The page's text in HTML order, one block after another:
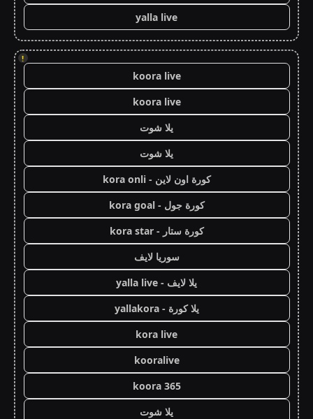
yalla live
!
koora live
koora live
يلا شوت
يلا شوت
كورة اون لاين - kora onli
كورة جول - kora goal
كورة ستار - kora star
سوريا لايف
يلا لايف - yalla live
يلا كورة - yallakora
kora live
kooralive
koora 365
يلا شوت